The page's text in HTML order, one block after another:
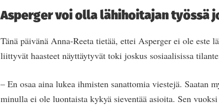
Asperger voi olla lähihoitajan työssä
Tänä päivänä Anna-Reeta tietää, ettei Asperger ei ole este
liittyvät haasteet näyttäytyvät toki joskus sosiaalisissa
– En osaa aina lukea ihmisten sanattomia viestejä. Saatan
minulla ei ole luontaista kykyä sieventää asioita. Sen